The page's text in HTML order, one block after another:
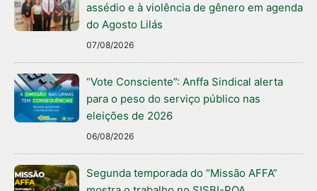
assédio e à violência de gênero em agenda
do Agosto Lilás
07/08/2026
“Vote Consciente”: Anffa Sindical alerta
para o peso do serviço público nas
eleições de 2026
06/08/2026
Segunda temporada do “Missão AFFA”